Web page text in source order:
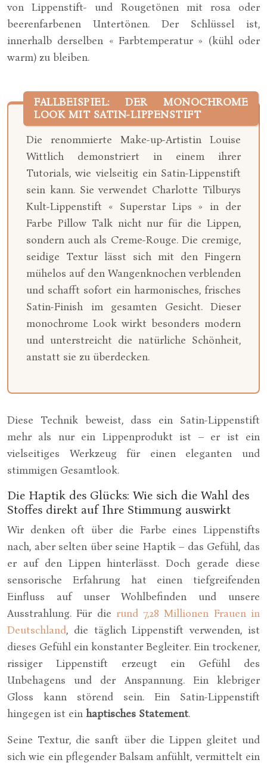
von Lippenstift- und Rougetönen mit rosa oder
beerenfarbenen Untertönen. Der Schlüssel ist,
innerhalb derselben « Farbtemperatur » (kühl oder
warm) zu bleiben.
FALLBEISPIEL: DER MONOCHROME
LOOK MIT SATIN-LIPPENSTIFT
Die renommierte Make-up-Artistin Louise
Wittlich demonstriert in einem ihrer
Tutorials, wie vielseitig ein Satin-Lippenstift
sein kann. Sie verwendet Charlotte Tilburys
Kult-Lippenstift « Superstar Lips » in der
Farbe Pillow Talk nicht nur für die Lippen,
sondern auch als Creme-Rouge. Die cremige,
seidige Textur lässt sich mit den Fingern
mühelos auf den Wangenknochen verblenden
und schafft sofort ein harmonisches, frisches
Satin-Finish im gesamten Gesicht. Dieser
monochrome Look wirkt besonders modern
und unterstreicht die natürliche Schönheit,
anstatt sie zu überdecken.
Diese Technik beweist, dass ein Satin-Lippenstift
mehr als nur ein Lippenprodukt ist – er ist ein
vielseitiges Werkzeug für einen eleganten und
stimmigen Gesamtlook.
Die Haptik des Glücks: Wie sich die Wahl des
Stoffes direkt auf Ihre Stimmung auswirkt
Wir denken oft über die Farbe eines Lippenstifts
nach, aber selten über seine Haptik – das Gefühl, das
er auf den Lippen hinterlässt. Doch gerade diese
sensorische Erfahrung hat einen tiefgreifenden
Einfluss auf unser Wohlbefinden und unsere
Ausstrahlung. Für die rund 7,28 Millionen Frauen in
Deutschland, die täglich Lippenstift verwenden, ist
dieses Gefühl ein konstanter Begleiter. Ein trockener,
rissiger Lippenstift erzeugt ein Gefühl des
Unbehagens und der Anspannung. Ein klebriger
Gloss kann störend sein. Ein Satin-Lippenstift
hingegen ist ein haptisches Statement.
Seine Textur, die sanft über die Lippen gleitet und
sich wie ein pflegender Balsam anfühlt, vermittelt ein